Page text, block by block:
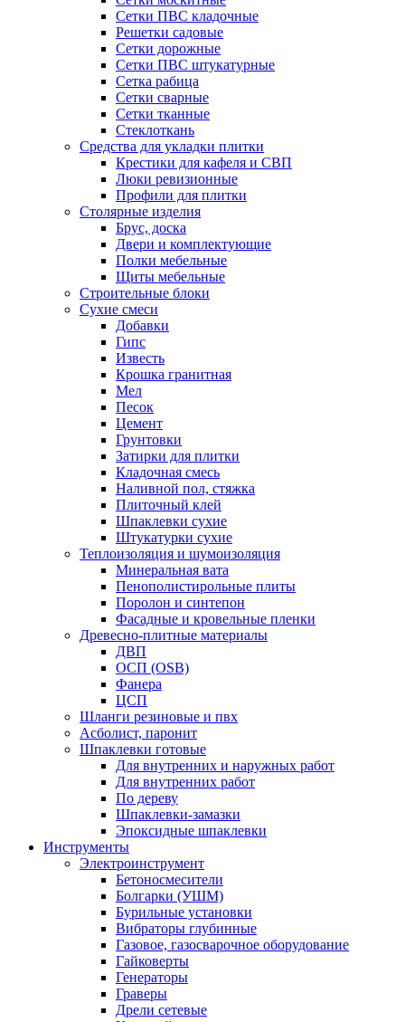
Сетки ПВС кладочные
Решетки садовые
Сетки дорожные
Сетки ПВС штукатурные
Сетка рабица
Сетки сварные
Сетки тканные
Стеклоткань
Средства для укладки плитки
Крестики для кафеля и СВП
Люки ревизионные
Профили для плитки
Столярные изделия
Брус, доска
Двери и комплектующие
Полки мебельные
Щиты мебельные
Строительные блоки
Сухие смеси
Добавки
Гипс
Известь
Крошка гранитная
Мел
Песок
Цемент
Грунтовки
Затирки для плитки
Кладочная смесь
Наливной пол, стяжка
Плиточный клей
Шпаклевки сухие
Штукатурки сухие
Теплоизоляция и шумоизоляция
Минеральная вата
Пенополистирольные плиты
Поролон и синтепон
Фасадные и кровельные пленки
Древесно-плитные материалы
ДВП
ОСП (OSB)
Фанера
ЦСП
Шланги резиновые и пвх
Асболист, паронит
Шпаклевки готовые
Для внутренних и наружных работ
Для внутренних работ
По дереву
Шпаклевки-замазки
Эпоксидные шпаклевки
Инструменты
Электроинструмент
Бетоносмесители
Болгарки (УШМ)
Бурильные установки
Вибраторы глубинные
Газовое, газосварочное оборудование
Гайковерты
Генераторы
Граверы
Дрели сетевые